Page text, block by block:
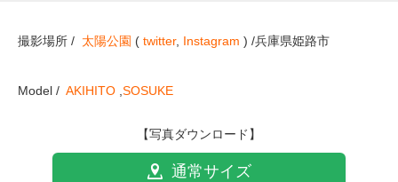
撮影場所 / 太陽公園 ( twitter, Instagram ) /兵庫県姫路市
Model / AKIHITO SOSUKE
【写真ダウンロード】
通常サイズ